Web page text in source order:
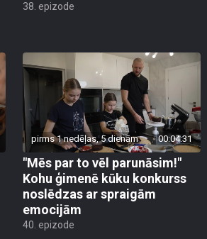
38. epizode
pirms 1 nedēļas, 5 dienām 00:04:31
"Mēs par to vēl parunāsim!"
Kohu ģimenē kūku konkurss
noslēdzas ar spraigām
emocijām
40. epizode